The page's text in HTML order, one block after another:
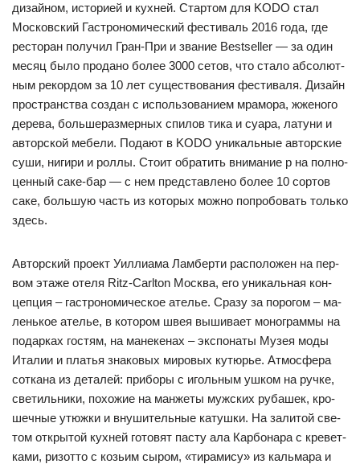
ди­зай­ном, ис­то­ри­ей и кух­ней. Стар­том для KODO стал
Мос­ков­ский Гас­тро­но­ми­чес­кий фес­ти­валь 2016 го­да, где
рес­то­ран по­лу­чил Гран-При и зва­ние Bestseller — за один
ме­сяц бы­ло про­да­но бо­лее 3000 се­тов, что ста­ло аб­со­лют­
ным ре­кор­дом за 10 лет су­щес­тво­ва­ния фес­ти­ва­ля. Ди­зайн
прос­транс­тва соз­дан с ис­поль­зо­ва­ни­ем мра­мо­ра, жже­но­го
де­ре­ва, боль­ше­раз­мер­ных спи­лов ти­ка и су­ара, ла­ту­ни и
ав­тор­ской ме­бе­ли. По­да­ют в KODO уни­каль­ные ав­тор­ские
су­ши, ни­ги­ри и рол­лы. Сто­ит об­ра­тить вни­ма­ние р на пол­но­
цен­ный са­ке-бар — с нем пред­став­ле­но бо­лее 10 сор­тов
са­ке, боль­шую часть из ко­то­рых мож­но поп­ро­бо­вать толь­ко
здесь.
Ав­тор­ский про­ект У­ил­ли­ама Лам­бер­ти рас­по­ло­жен на пер­
вом эта­же оте­ля Ritz-Carlton Мос­ква, его уни­каль­ная кон­
цеп­ция – гас­тро­но­ми­чес­кое ателье. Сра­зу за по­ро­гом – ма­
лень­кое ателье, в ко­то­ром швея вы­ши­ва­ет мо­ног­рам­мы на
по­дар­ках гос­тям, на ма­не­ке­нах – эк­спо­на­ты Му­зея мо­ды
Ита­лии и платья зна­ко­вых ми­ро­вых ку­тюрье. Ат­мос­фе­ра
сот­ка­на из де­та­лей: при­бо­ры с иголь­ным уш­ком на руч­ке,
све­тиль­ни­ки, по­хо­жие на ман­же­ты муж­ских ру­ба­шек, кро­
шеч­ные утюж­ки и вну­ши­тель­ные ка­туш­ки. На за­ли­той све­
том от­кры­той кух­ней го­то­вят пас­ту ала Кар­бо­на­ра с кре­вет­
ка­ми, ри­зот­то с козь­им сы­ром, «ти­ра­ми­су» из каль­ма­ра и